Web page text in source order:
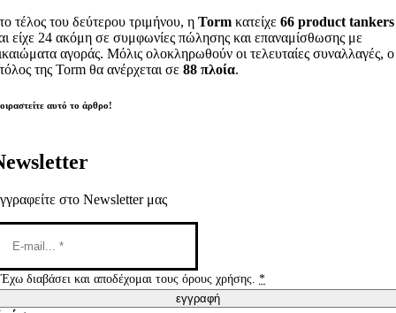
τέλος του δεύτερου τριμήνου, η Torm κατείχε66 product tankers
είχε 24 ακόμη σε συμφωνίες πώλησης και επαναμίσθωσης με
αγοράς. Μόλις ολοκληρωθούν οι τελευταίες συναλλαγές, ο
της Torm θα ανέρχεται σε88 πλοία.
αυτό το άρθρο!
στο Newsletter μας
Έχω διαβάσει και αποδέχομαι τους όρους χρήσης.*
εγγραφή